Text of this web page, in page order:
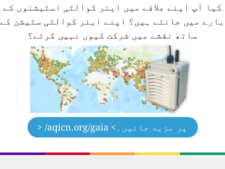
کیا آپ اپنے علاقے میں ایئر کوالٹی اسٹیشنوں کے
میں جانتے ہیں؟
اپنے ایئر کوالٹی سٹیشن کے
ساتھ نقشے میں شرکت کیوں نہیں کرتے؟
پر مزید جانیں۔> aqicn.org/gaia/ <